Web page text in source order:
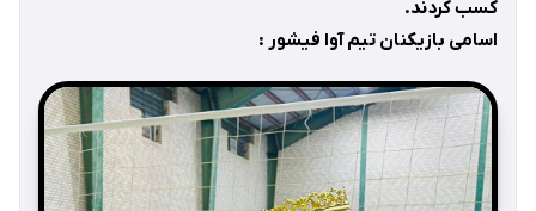
کسب کردند.
اسامی بازیکنان تیم آوا فیشور :